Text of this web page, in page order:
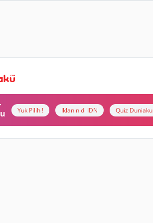
Yuk Pilih ! Iklanin di IDN Quiz Duniaku